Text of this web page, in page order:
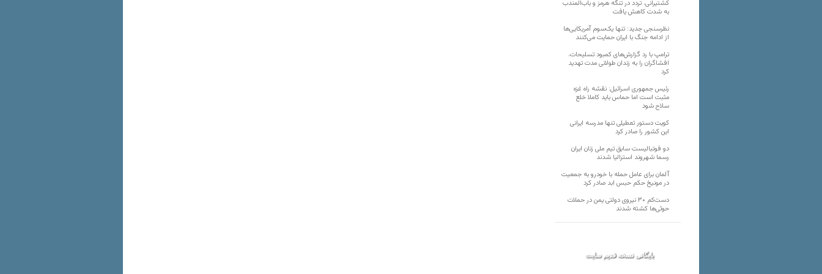
کشتیرانی، تردد در تنگه هرمز و باب‌المندب
به شدت کاهش یافت
نظرسنجی جدید: تنها یک‌سوم آمریکایی‌ها
از ادامه جنگ با ایران حمایت می‌کنند
ترامپ با رد گزارش‌های کمبود تسلیحات،
افشاگران را به زندان طولانی مدت تهدید
کرد
رئیس‌ جمهوری اسرائیل: نقشه راه غزه
مثبت است اما حماس باید کاملا خلع
سلاح شود
کویت دستور تعطیلی تنها مدرسه ایرانی
این کشور را صادر کرد
دو فوتبالیست سابق تیم ملی زنان ایران
رسما شهروند استرالیا شدند
آلمان برای عامل حمله با خودرو به جمعیت
در مونیخ حکم حبس ابد صادر کرد
دست‌کم ۳۰ نیروی دولتی یمن در حملات
حوثی‌ها کشته شدند
بایگانی نسخه قدیم سایت